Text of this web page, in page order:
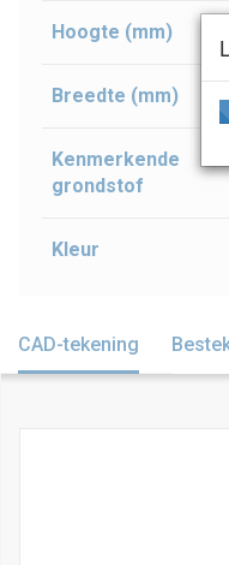
Hoogte (mm)
Breedte (mm)
Kenmerkende
grondstof
Kleur
CAD-tekening